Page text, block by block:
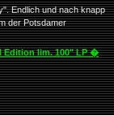
Endlich und nach knapp
der Potsdamer
Edition lim. 100" LP �